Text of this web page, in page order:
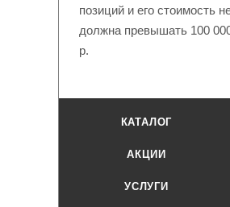
позиций и его стоимость
должна превышать 100
р.
КАТАЛОГ
АКЦИИ
УСЛУГИ